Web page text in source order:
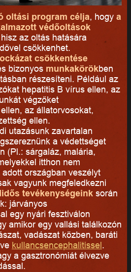
oltási program célja, hogy a
védőoltások
az oltás hatására
csökkenhet.
csökkentése
bizonyos munkakörökben
részesíteni. Például az
hepatitis B vírus ellen, az
végzőket
az állatorvosokat,
ellen.
utazásunk zavartalan
a védettséget
(Pl.: sárgaláz, malária,
itthon nem
országban veszélyt
vagyunk megfeledkezni
tevékenységeinksorán
járványos
egy nyári fesztiválon
amikor egy vallási találkozón
vadászat közben, baráti
kullancsencephalitissel.
a gasztronómiát élvezve